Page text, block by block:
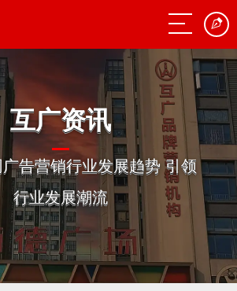
互广资讯
告营销行业发展趋势 引领
行业发展潮流